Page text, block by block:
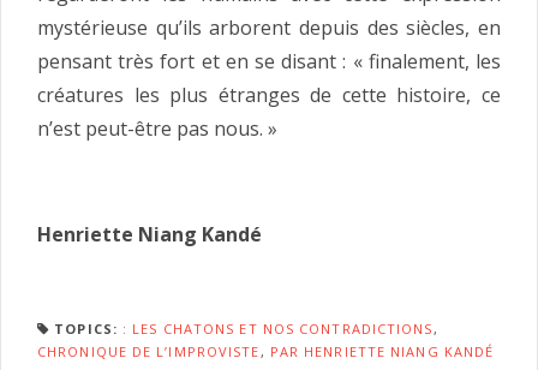
mystérieuse qu’ils arborent depuis des siècles, en
pensant très fort et en se disant : « finalement, les
créatures les plus étranges de cette histoire, ce
n’est peut-être pas nous. »
Henriette Niang Kandé
TOPICS: : LES CHATONS ET NOS CONTRADICTIONS,
CHRONIQUE DE L’IMPROVISTE, PAR HENRIETTE NIANG KANDÉ